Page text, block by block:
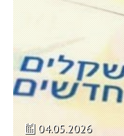
04.05.2026